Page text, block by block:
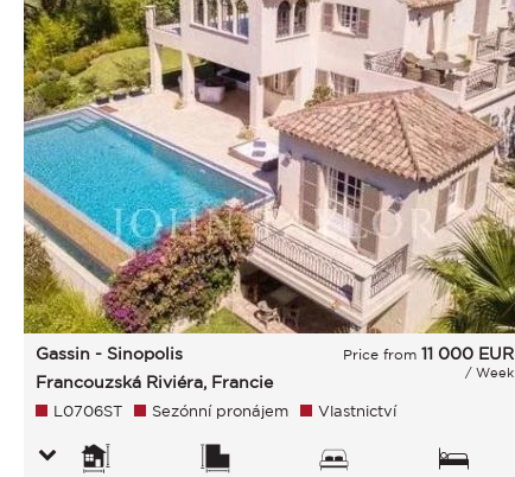
Gassin - Sinopolis
Francouzská Riviéra, Francie
Price from 11 000 EUR
/ Week
L0706ST Sezónní pronájem Vlastnictví